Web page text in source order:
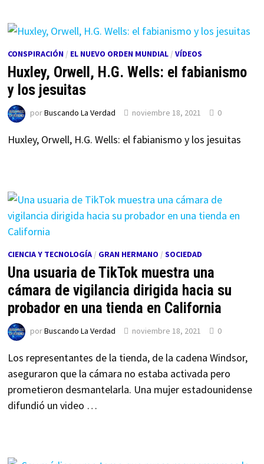
CONSPIRACIÓN/ EL NUEVO ORDEN MUNDIAL/ VÍDEOS
Huxley, Orwell, H.G. Wells: el fabianismo
y los jesuitas
porBuscando La Verdad noviembre 18, 2021 0
Huxley, Orwell, H.G. Wells: el fabianismo y los jesuitas
CIENCIA Y TECNOLOGÍA/ GRAN HERMANO / SOCIEDAD
Una usuaria de TikTok muestra una
cámara de vigilancia dirigida hacia su
probador en una tienda en California
porBuscando La Verdad noviembre 18, 2021 0
Los representantes de la tienda, de la cadena Windsor,
aseguraron que la cámara no estaba activada pero
prometieron desmantelarla. Una mujer estadounidense
difundió un video …